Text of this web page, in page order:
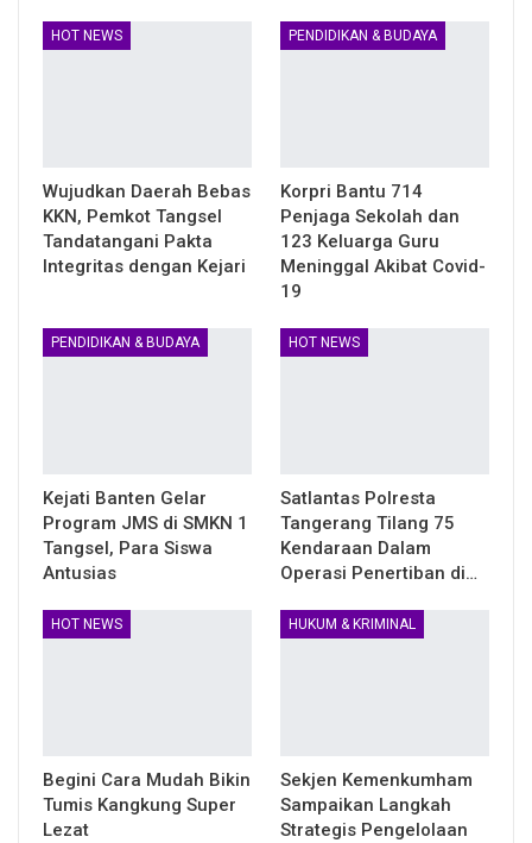
HOT NEWS
Wujudkan Daerah Bebas
KKN, Pemkot Tangsel
Tandatangani Pakta
Integritas dengan Kejari
PENDIDIKAN & BUDAYA
Korpri Bantu 714
Penjaga Sekolah dan
123 Keluarga Guru
Meninggal Akibat Covid-
19
PENDIDIKAN & BUDAYA
Kejati Banten Gelar
Program JMS di SMKN 1
Tangsel, Para Siswa
Antusias
HOT NEWS
Satlantas Polresta
Tangerang Tilang 75
Kendaraan Dalam
Operasi Penertiban di…
HOT NEWS
Begini Cara Mudah Bikin
Tumis Kangkung Super
Lezat
HUKUM & KRIMINAL
Sekjen Kemenkumham
Sampaikan Langkah
Strategis Pengelolaan